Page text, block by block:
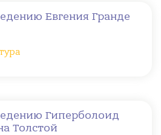
Евгения Гранде
Гиперболоид
Толстой